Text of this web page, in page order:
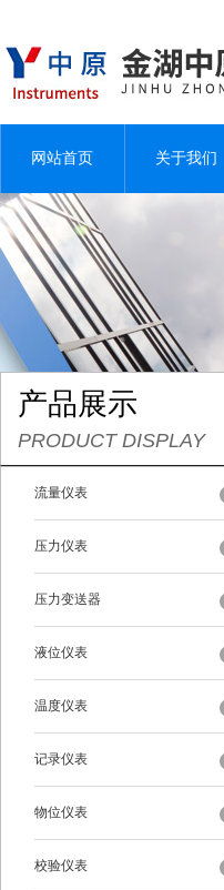
网站首页 关于我们
产品展示
PRODUCT DISPLAY
流量仪表
压力仪表
压力变送器
液位仪表
温度仪表
记录仪表
物位仪表
校验仪表